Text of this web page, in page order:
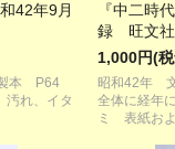
42年9月
本 P64
汚れ、イタ
『中二時
録 旺文社
1,000円(
昭和42年
全体に経年
ミ 表紙お